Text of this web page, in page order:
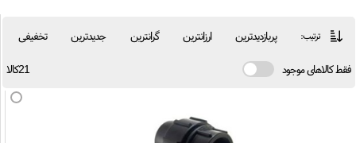
ترتیب: پربازدیدترین ارزانترین گرانترین جدیدترین تخفیفی
فقط کالاهای موجود 21کالا